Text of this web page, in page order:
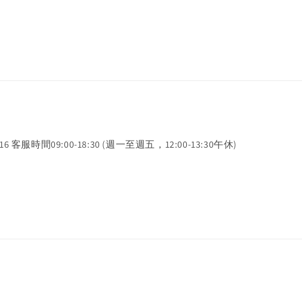
客服時間09:00-18:30 (週一至週五，12:00-13:30午休)